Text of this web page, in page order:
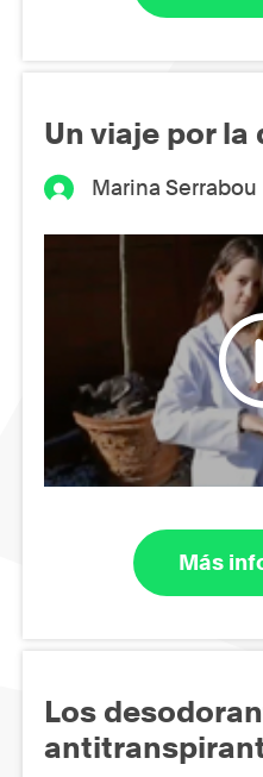
Un viaje por la
Marina Serrabou
Más
Los